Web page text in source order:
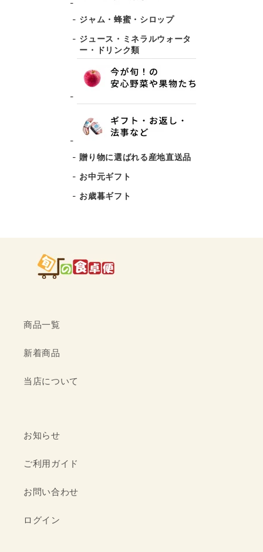
ジャム・蜂蜜・シロップ
ジュース・ミネラルウォータ
ー・ドリンク類
贈り物に選ばれる産地直送品
お中元ギフト
お歳暮ギフト
商品一覧
新着商品
当店について
お知らせ
ご利用ガイド
お問い合わせ
ログイン